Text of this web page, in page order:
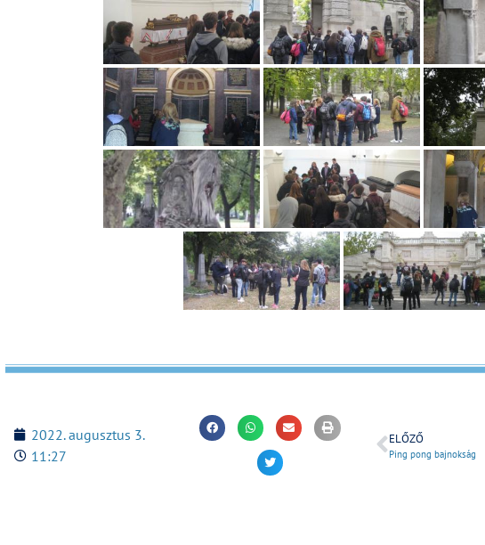
2022. augusztus 3.
11:27
ELŐZŐ
Ping pong bajnokság